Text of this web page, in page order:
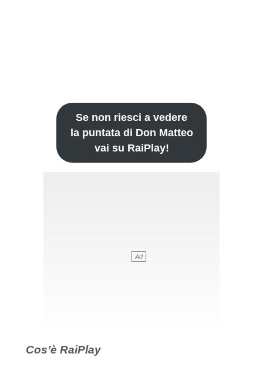
Se non riesci a vedere
la puntata di Don Matteo
vai su RaiPlay!
Cos’è RaiPlay